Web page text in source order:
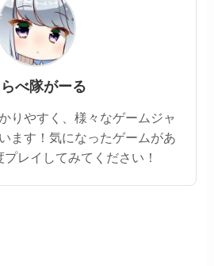
らべ隊がーる
りやすく、様々なゲームジャ
ます！気になったゲームがあ
レイしてみてください！